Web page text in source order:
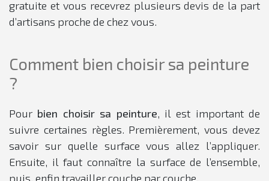
gratuite et vous recevrez plusieurs devis de la part
d’artisans proche de chez vous.
Comment bien choisir sa peinture
?
Pour bien choisir sa peinture, il est important de
suivre certaines règles. Premièrement, vous devez
savoir sur quelle surface vous allez l’appliquer.
Ensuite, il faut connaître la surface de l’ensemble,
puis, enfin travailler couche par couche.